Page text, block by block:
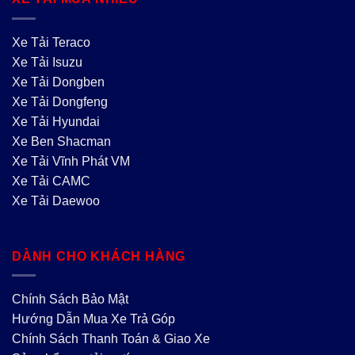
Xem thêm:
17T9 | Mua Trả Góp | Vay Cao
Cấu tạo nội thất xe tải Isuzu 2t5
Ở các dòng xe tải Isuzu 2 5 tấn
khách hàng hài lòng vì có một không gian nội thất khá
sang trọng.
radio trực tuyến, cổng kết nối blutooth…..,
Hệ thống điều hòa công suất cao giúp làm lạnh một
cách nhanh chóng.
Nhiều hộc đựng đồ kích thước từ nhỏ đến lớn bố trí
Xe Tải Teraco
Xe Tải Isuzu
Xe Tải Dongben
Xe Tải Dongfeng
Xe Tải Hyundai
Xe Ben Shacman
Xe Tải Vĩnh Phát VM
Xe Tải CAMC
Xe Tải Daewoo
DÀNH CHO KHÁCH HÀNG
Chính Sách Bảo Mật
Hướng Dẫn Mua Xe Trả Góp
Chính Sách Thanh Toán & Giao Xe